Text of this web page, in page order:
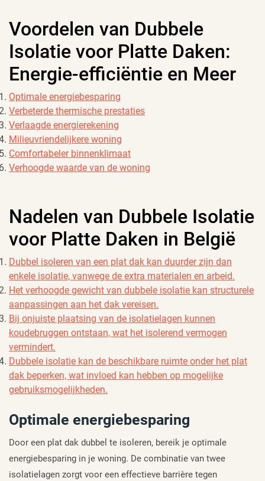
Voordelen van Dubbele
Isolatie voor Platte Daken:
Energie-efficiëntie en Meer
Optimale energiebesparing
Verbeterde thermische prestaties
Verlaagde energierekening
Milieuvriendelijkere woning
Comfortabeler binnenklimaat
Verhoogde waarde van de woning
Nadelen van Dubbele Isolatie
voor Platte Daken in België
Dubbel isoleren van een plat dak kan duurder zijn dan
enkele isolatie, vanwege de extra materialen en arbeid.
Het verhoogde gewicht van dubbele isolatie kan structurele
aanpassingen aan het dak vereisen.
Bij onjuiste plaatsing van de isolatielagen kunnen
koudebruggen ontstaan, wat het isolerend vermogen
vermindert.
Dubbele isolatie kan de beschikbare ruimte onder het plat
dak beperken, wat invloed kan hebben op mogelijke
gebruiksmogelijkheden.
Optimale energiebesparing
Door een plat dak dubbel te isoleren, bereik je optimale
energiebesparing in je woning. De combinatie van twee
isolatielagen zorgt voor een effectieve barrière tegen